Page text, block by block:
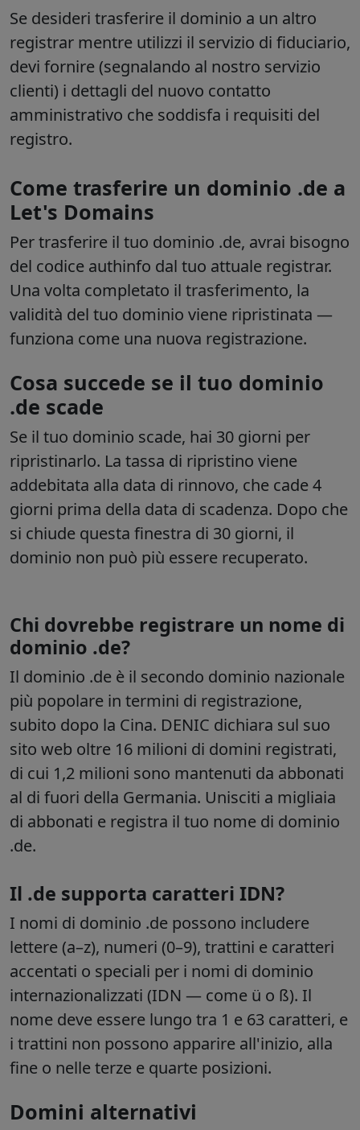
Se desideri trasferire il dominio a un altro
registrar mentre utilizzi il servizio di fiduciario,
devi fornire (segnalando al nostro servizio
clienti) i dettagli del nuovo contatto
amministrativo che soddisfa i requisiti del
registro.
Come trasferire un dominio .de a
Let's Domains
Per trasferire il tuo dominio .de, avrai bisogno
del codice authinfo dal tuo attuale registrar.
Una volta completato il trasferimento, la
validità del tuo dominio viene ripristinata —
funziona come una nuova registrazione.
Cosa succede se il tuo dominio
.de scade
Se il tuo dominio scade, hai 30 giorni per
ripristinarlo. La tassa di ripristino viene
addebitata alla data di rinnovo, che cade 4
giorni prima della data di scadenza. Dopo che
si chiude questa finestra di 30 giorni, il
dominio non può più essere recuperato.
Chi dovrebbe registrare un nome di
dominio .de?
Il dominio .de è il secondo dominio nazionale
più popolare in termini di registrazione,
subito dopo la Cina. DENIC dichiara sul suo
sito web oltre 16 milioni di domini registrati,
di cui 1,2 milioni sono mantenuti da abbonati
al di fuori della Germania. Unisciti a migliaia
di abbonati e registra il tuo nome di dominio
.de.
Il .de supporta caratteri IDN?
I nomi di dominio .de possono includere
lettere (a–z), numeri (0–9), trattini e caratteri
accentati o speciali per i nomi di dominio
internazionalizzati (IDN — come ü o ß). Il
nome deve essere lungo tra 1 e 63 caratteri, e
i trattini non possono apparire all'inizio, alla
fine o nelle terze e quarte posizioni.
Domini alternativi